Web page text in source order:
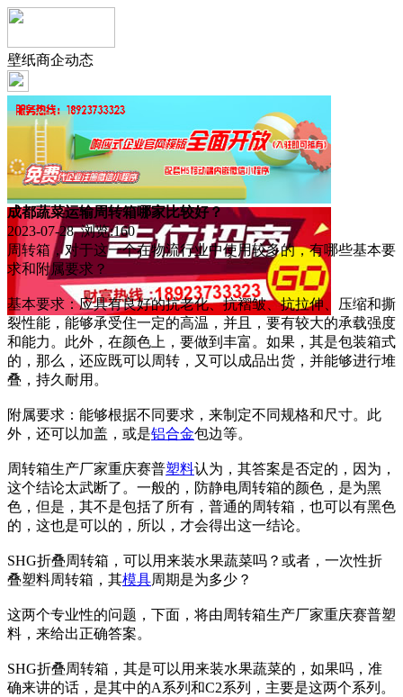
壁纸商企动态
成都蔬菜运输周转箱哪家比较好？
2023-07-28 浏览:160
周转箱，对于这一个在物流行业中使用较多的，有哪些基本要
求和附属要求？
基本要求：应具有良好的抗老化、抗褶皱、抗拉伸、压缩和撕
裂性能，能够承受住一定的高温，并且，要有较大的承载强度
和能力。此外，在颜色上，要做到丰富。如果，其是包装箱式
的，那么，还应既可以周转，又可以成品出货，并能够进行堆
叠，持久耐用。
附属要求：能够根据不同要求，来制定不同规格和尺寸。此
外，还可以加盖，或是铝合金包边等。
周转箱生产厂家重庆赛普塑料认为，其答案是否定的，因为，
这个结论太武断了。一般的，防静电周转箱的颜色，是为黑
色，但是，其不是包括了所有，普通的周转箱，也可以有黑色
的，这也是可以的，所以，才会得出这一结论。
SHG折叠周转箱，可以用来装水果蔬菜吗？或者，一次性折
叠塑料周转箱，其模具周期是为多少？
这两个专业性的问题，下面，将由周转箱生产厂家重庆赛普塑
料，来给出正确答案。
SHG折叠周转箱，其是可以用来装水果蔬菜的，如果吗，准
确来讲的话，是其中的A系列和C2系列，主要是这两个系列。